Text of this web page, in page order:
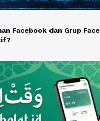
Facebook dan Grup